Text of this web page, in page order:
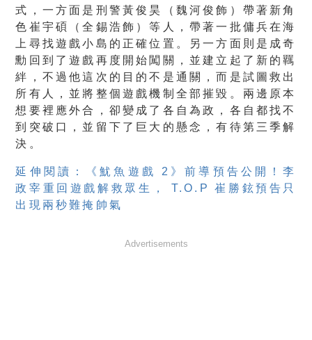
式，一方面是刑警黃俊昊（魏河俊飾）帶著新角
色崔宇碩（全錫浩飾）等人，帶著一批傭兵在海
上尋找遊戲小島的正確位置。另一方面則是成奇
勳回到了遊戲再度開始闖關，並建立起了新的羈
絆，不過他這次的目的不是通關，而是試圖救出
所有人，並將整個遊戲機制全部摧毀。兩邊原本
想要裡應外合，卻變成了各自為政，各自都找不
到突破口，並留下了巨大的懸念，有待第三季解
決。
延伸閱讀：《魷魚遊戲 2》前導預告公開！李
政宰重回遊戲解救眾生， T.O.P 崔勝鉉預告只
出現兩秒難掩帥氣
Advertisements